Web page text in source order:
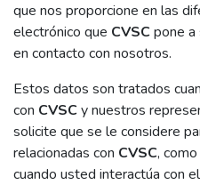
que nos proporcione en las
electrónico que CVSCpone a
en contacto con nosotros.
Estos datos son tratados
con CVSCy nuestros
solicite que se le considere
relacionadas con CVSC,
cuando usted interactúa con